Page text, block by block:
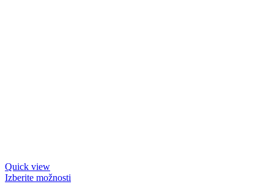
Quick view
Izberite možnosti